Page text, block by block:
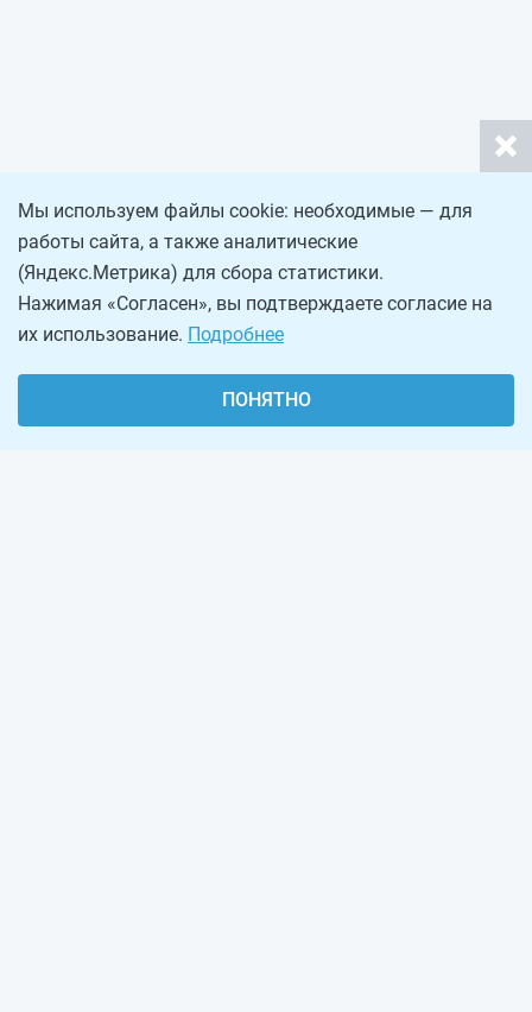
Мы используем файлы cookie: необходимые — для
работы сайта, а также аналитические
(Яндекс.Метрика) для сбора статистики.
Нажимая «Согласен», вы подтверждаете согласие на
их использование. Подробнее
ПОНЯТНО